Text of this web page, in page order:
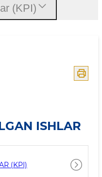
ISHLAR
(KPI)
(KPI)